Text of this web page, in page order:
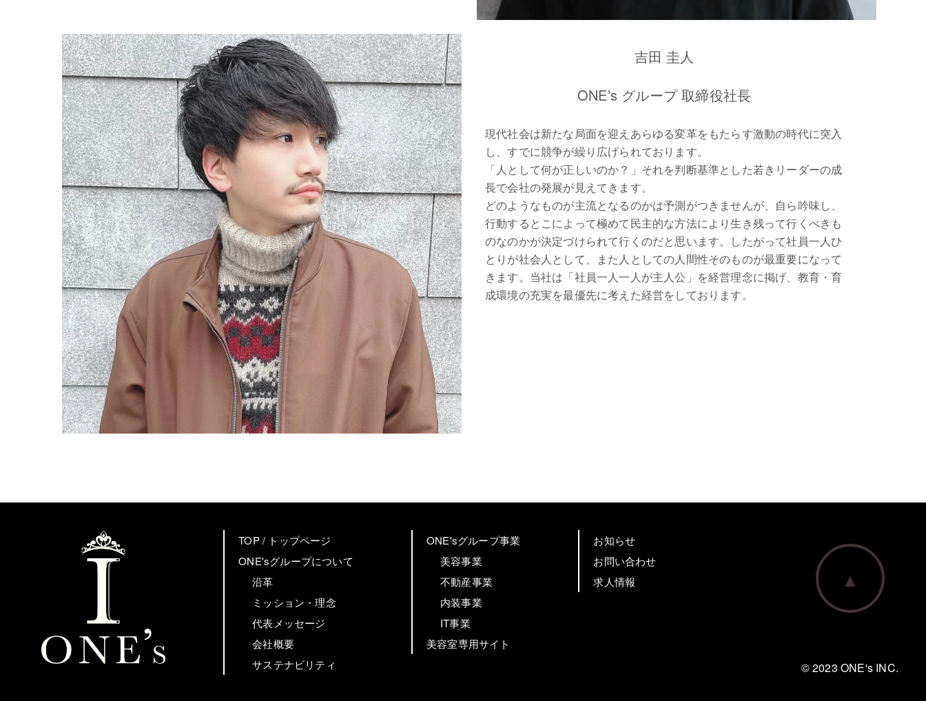
吉田 圭人
ONE’s グループ 取締役社長
現代社会は新たな局面を迎えあらゆる変革をもたらす激動の時代に突入
し、すでに競争が繰り広げられております。
「人として何が正しいのか？」それを判断基準とした若きリーダーの成
長で会社の発展が見えてきます。
どのようなものが主流となるのかは予測がつきませんが、自ら吟味し、
行動するとこによって極めて民主的な方法により生き残って行くべきも
のなのかが決定づけられて行くのだと思います。したがって社員一人ひ
とりが社会人として、また人としての人間性そのものが最重要になって
きます。当社は「社員一人一人が主人公」を経営理念に掲げ、教育・育
成環境の充実を最優先に考えた経営をしております。
▲
TOP / トップページ
ONE'sグループについて
沿革
ミッション・理念
代表メッセージ
会社概要
サステナビリティ
ONE'sグループ事業
美容事業
不動産事業
内装事業
IT事業
美容室専用サイト
お知らせ
お問い合わせ
求人情報
© 2023 ONE's INC.